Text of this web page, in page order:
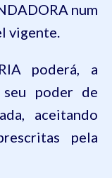
num
vigente.
poderá, a
seu poder de
aceitando
pela